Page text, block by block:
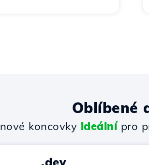
Oblíbené
koncovky ideálnípro
.dev